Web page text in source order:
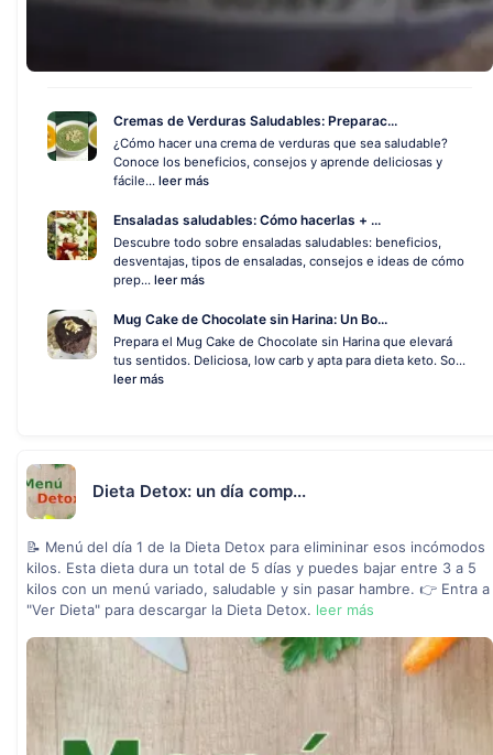
Cremas de Verduras Saludables: Preparac...
¿Cómo hacer una crema de verduras que sea saludable?
Conoce los beneficios, consejos y aprende deliciosas y
fácile... leer más
Ensaladas saludables: Cómo hacerlas + ...
Descubre todo sobre ensaladas saludables: beneficios,
desventajas, tipos de ensaladas, consejos e ideas de cómo
prep... leer más
Mug Cake de Chocolate sin Harina: Un Bo...
Prepara el Mug Cake de Chocolate sin Harina que elevará
tus sentidos. Deliciosa, low carb y apta para dieta keto. So...
leer más
Dieta Detox: un día comp...
📝 Menú del día 1 de la Dieta Detox para elimininar esos incómodos
kilos. Esta dieta dura un total de 5 días y puedes bajar entre 3 a 5
kilos con un menú variado, saludable y sin pasar hambre. 👉 Entra a
"Ver Dieta" para descargar la Dieta Detox. leer más